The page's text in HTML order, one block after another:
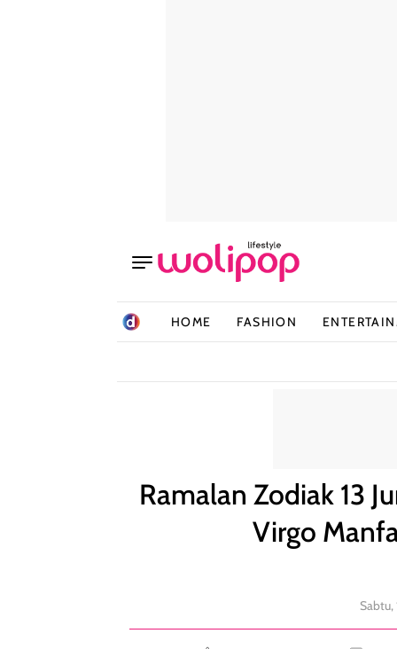
HOME FASHION
Ramalan Zodiak 13
Virgo
Sabtu,